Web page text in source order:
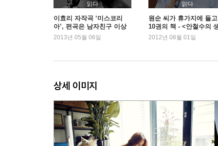
순심이의 사랑법
2장 나를 사랑해줘요 I love me
그때는 그랬다
정신분석, 받아본 적 있나요?
미안해 정말 미안해
사과와 화해
너는 참 좋은 사람이야
산은 평등하다
읽다
이효리 자작곡 ‘미스코리
아’, 편곡은 남자친구 이상
순
2013년 05월 06일
읽다
원순 씨가 휴가지에 들
10권의 책 - <안철수의
>, 이효리 <가까이> 외…
2012년 08월 01일
상세 이미지